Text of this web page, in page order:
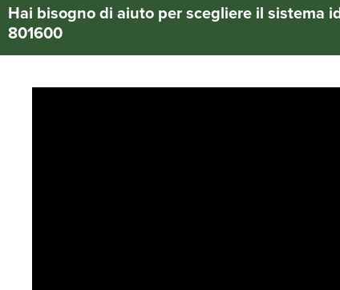
Hai bisogno di aiuto per scegliere il sistema
801600